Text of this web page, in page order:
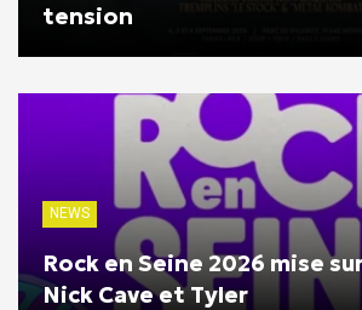
tension
NEWS
Rock en Seine 2026 mise
Nick Cave et Tyler